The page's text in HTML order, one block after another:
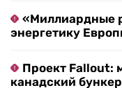
«Миллиардные
энергетику
Проект Fallout:
канадский